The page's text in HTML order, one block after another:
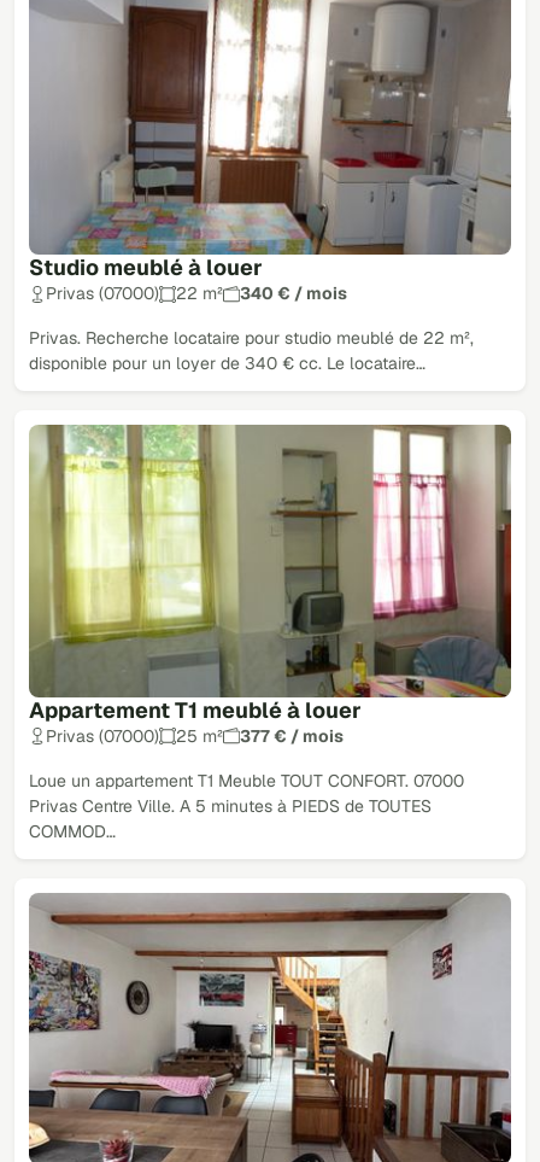
Studio meublé à louer
Privas (07000) 22 m² 340 € / mois
Privas. Recherche locataire pour studio meublé de 22 m²,
disponible pour un loyer de 340 € cc. Le locataire…
Appartement T1 meublé à louer
Privas (07000) 25 m² 377 € / mois
Loue un appartement T1 Meuble TOUT CONFORT. 07000
Privas Centre Ville. A 5 minutes à PIEDS de TOUTES
COMMOD…